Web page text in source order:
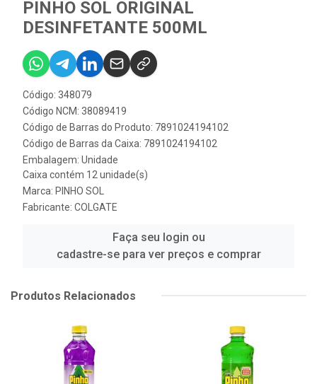
PINHO SOL ORIGINAL
DESINFETANTE 500ML
Código: 348079
Código NCM: 38089419
Código de Barras do Produto: 7891024194102
Código de Barras da Caixa: 7891024194102
Embalagem: Unidade
Caixa contém 12 unidade(s)
Marca: PINHO SOL
Fabricante: COLGATE
Faça seu login ou
cadastre-se para ver preços e comprar
Produtos Relacionados